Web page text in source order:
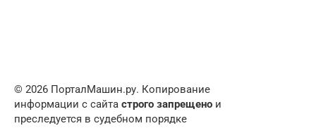
© 2026 ПорталМашин.ру. Копирование
информации с сайта строго запрещено и
преследуется в судебном порядке